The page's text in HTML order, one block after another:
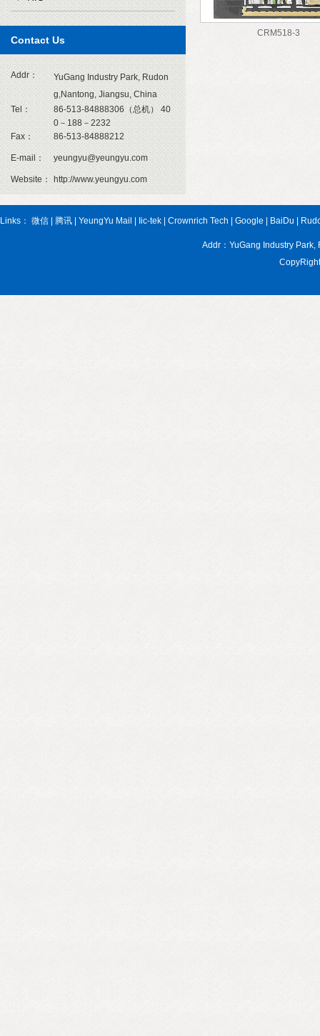
Contact Us
Addr：
YuGang Industry Park, Rudon
g,Nantong, Jiangsu, China
Tel：
86-513-84888306（总机） 40
0－188－2232
Fax：
86-513-84888212
E-mail： yeungyu@yeungyu.com
Website： http://www.yeungyu.com
CRM518-3
Links： 微信 腾讯 YeungYu Mail Iic-tek Crownrich Tech Google BaiDu
Addr：YuGang Industry